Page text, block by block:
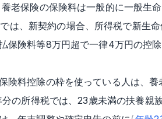
老保険の保険料は一般的に一般生
では、新契約の場合、所得税で新生
保険料等8万円超で一律4万円の控
険料控除の枠を使っている人は、
の所得税では、23歳未満の扶養親